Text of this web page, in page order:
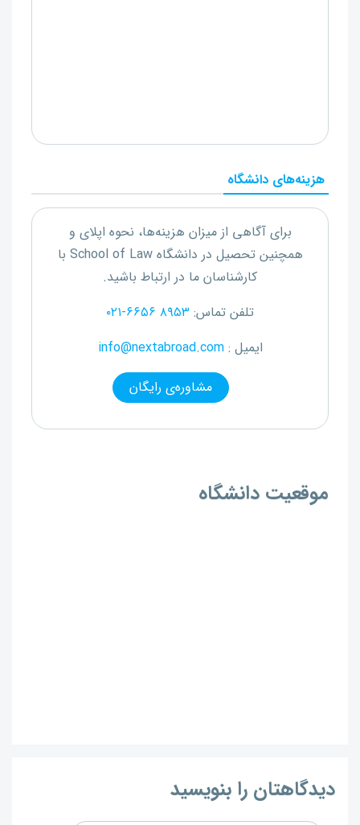
هزینه‌های دانشگاه
برای آگاهی از میزان هزینه‌ها، نحوه اپلای و
همچنین تحصیل در دانشگاهSchool of Lawبا
کارشناسان ما در ارتباط باشید.
تلفن تماس:۰۲۱-۶۶۵۶ ۸۹۵۳
ایمیل : info@nextabroad.com
مشاوره‌ی رایگان
موقعیت دانشگاه
دیدگاهتان را بنویسید